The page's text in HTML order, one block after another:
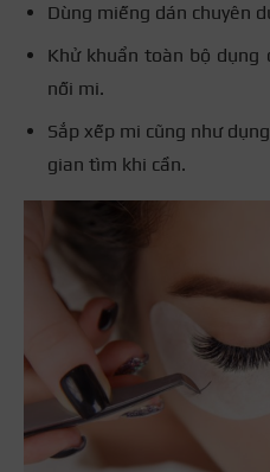
Dùng miếng dán chuyên
Khử khuẩn toàn bộ
nối mi.
Sắp xếp mi cũng như
gian tìm khi cần.